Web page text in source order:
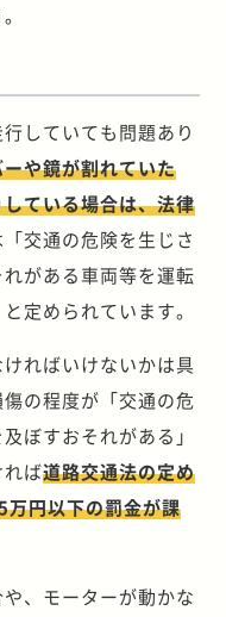
していても問題あり
や鏡が割れていた
ている場合は、法律
交通の危険を生じさ
がある車両等を運転
定められています。
ればいけないかは具
の程度が「交通の危
ぼすおそれがある」
れば道路交通法の定め
万円以下の罰金が課
、モーターが動かな